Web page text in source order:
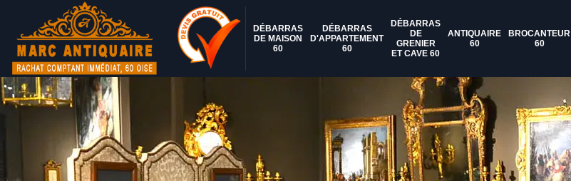
DÉBARRAS
DE MAISON
60
DÉBARRAS
D'APPARTEMENT
60
DÉBARRAS
DE
GRENIER
ET CAVE 60
ANTIQUAIRE
60
BROCANTEUR
60